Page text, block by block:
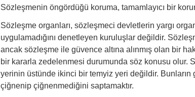
Sözleşmenin öngördüğü koruma, tamamlayıcı bir
Sözleşme organları, sözleşmeci devletlerin yargı
uygulamadığını denetleyen kuruluşlar değildir.
ancak sözleşme ile güvence altına alınmış olan bir
bir kararla zedelenmesi durumunda söz konusu olur.
yerinin üstünde ikinci bir temyiz yeri değildir. Bunların
çiğnenip çiğnenmediğini saptamaktır.